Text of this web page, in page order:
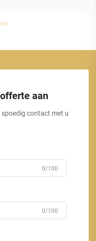
aan
contact met u
0/100
0/100